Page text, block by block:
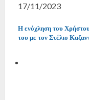
17/11/2023
Η ενόχληση του
του με τον Στέλιο